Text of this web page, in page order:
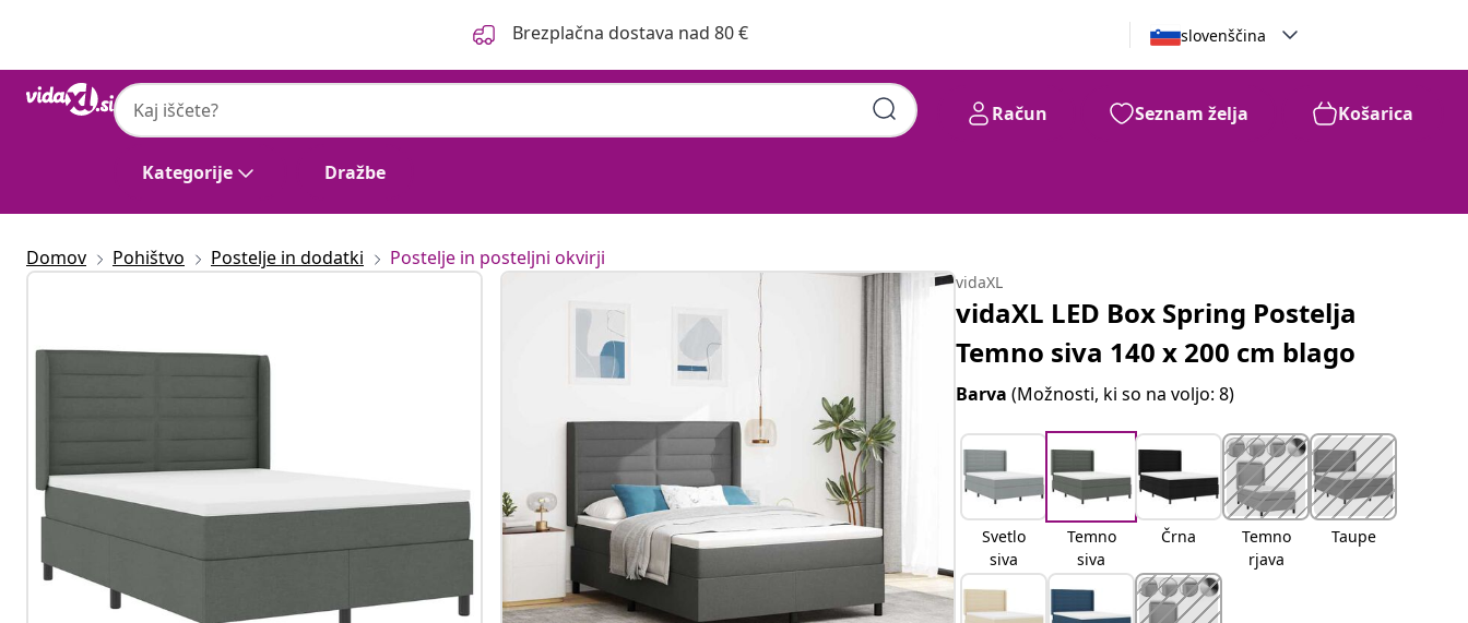
Brezplačna dostava nad 80 € slovenščina
Kategorije Dražbe
Račun Seznam želja Košarica
Domov Pohištvo Postelje in dodatki Postelje in posteljni okvirji
vidaXL
vidaXL LED Box Spring Postelja
Temno siva 140 x 200 cm blago
Barva(Možnosti, ki so na voljo: 8)
Svetlo
siva
Temno
siva
Črna
Temno
rjava
Taupe